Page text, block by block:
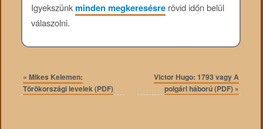
Igyekszünkminden megkeresésrerövid időn belül
válaszolni.
« Mikes Kelemen:
Törökországi levelek (PDF)
Victor Hugo: 1793 vagy A
polgári háború (PDF) »